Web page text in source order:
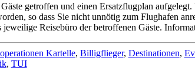
getroffen und einen Ersatzflugplan
so dass Sie nicht unnötig zum Flughafen
jeweilige Reisebüro der betroffenen Gäste.
Kartelle, Billigflieger, Destinationen,
, TUI